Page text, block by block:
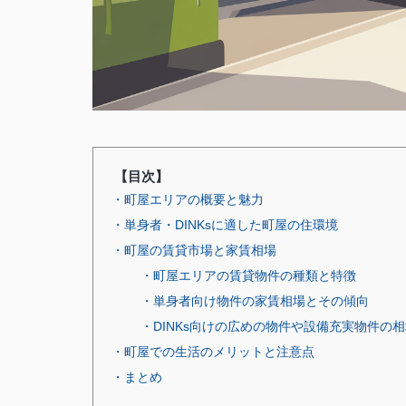
【目次】
・町屋エリアの概要と魅力
・単身者・DINKsに適した町屋の住環境
・町屋の賃貸市場と家賃相場
・町屋エリアの賃貸物件の種類と特徴
・単身者向け物件の家賃相場とその傾向
・DINKs向けの広めの物件や設備充実物件の
・町屋での生活のメリットと注意点
・まとめ